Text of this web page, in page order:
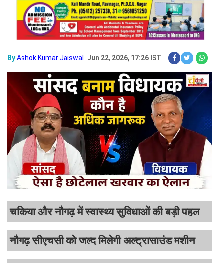
ByAshok Kumar Jaiswal Jun 22, 2026, 17:26 IST
चकिया और नौगढ़ में स्वास्थ्य सुविधाओं की बड़ी पहल
नौगढ़ सीएचसी को जल्द मिलेगी अल्ट्रासाउंड मशीन